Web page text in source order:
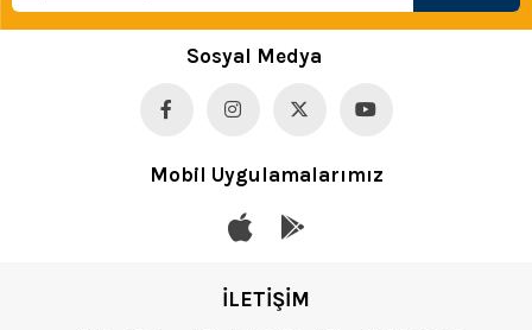
Sosyal Medya
Mobil Uygulamalarımız
İLETİŞİM